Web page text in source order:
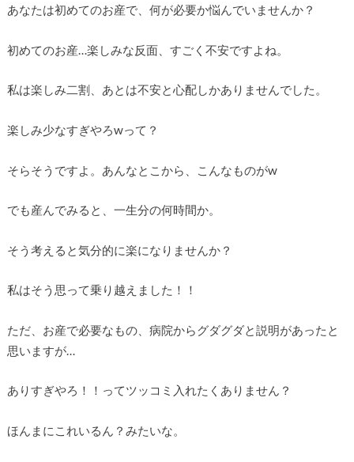
あなたは初めてのお産で、何が必要か悩んでいませんか？
初めてのお産…楽しみな反面、すごく不安ですよね。
私は楽しみ二割、あとは不安と心配しかありませんでした。
楽しみ少なすぎやろwって？
そらそうですよ。あんなとこから、こんなものがw
でも産んでみると、一生分の何時間か。
そう考えると気分的に楽になりませんか？
私はそう思って乗り越えました！！
ただ、お産で必要なもの、病院からグダグダと説明があったと
思いますが…
ありすぎやろ！！ってツッコミ入れたくありません？
ほんまにこれいるん？みたいな。